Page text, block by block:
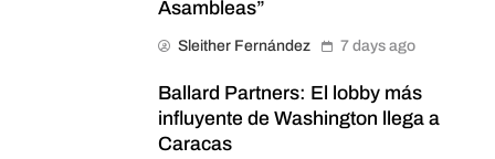
Asambleas”
Sleither Fernández 7 days ago
Ballard Partners: El lobby más
influyente de Washington llega a
Caracas